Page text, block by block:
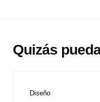
Quizás
Diseño